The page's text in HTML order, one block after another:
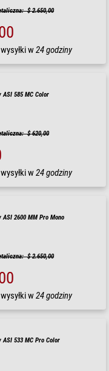
$ 2.650,00
w24 godziny
585 MC Color
$ 620,00
w24 godziny
2600 MM Pro Mono
$ 2.650,00
w24 godziny
533 MC Pro Color